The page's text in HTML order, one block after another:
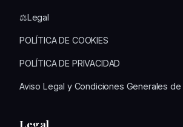
⚖️Legal
POLÍTICA DE COOKIES
POLÍTICA DE PRIVACIDAD
Aviso Legal y Condiciones Generales de
Legal